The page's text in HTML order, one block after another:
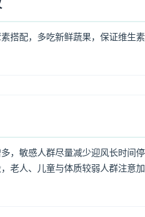
搭配，多吃新鲜蔬果，保证维生
，敏感人群尽量减少迎风长时间
老人、儿童与体质较弱人群注意